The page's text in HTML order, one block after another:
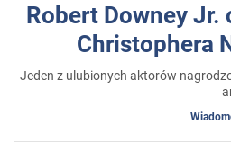
Robert Downey Jr.
Christophera
Jeden z ulubionych aktorów